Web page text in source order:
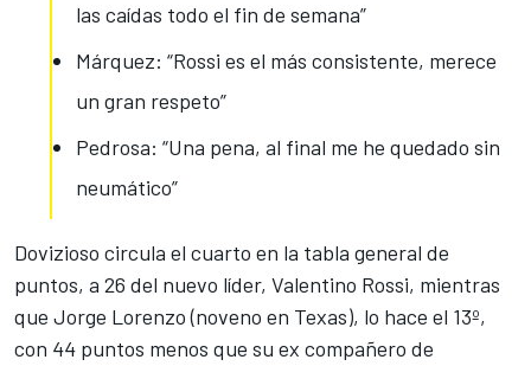
las caídas todo el fin de semana”
Márquez: “Rossi es el más consistente, merece
un gran respeto”
Pedrosa: “Una pena, al final me he quedado sin
neumático”
Dovizioso circula el cuarto en la tabla general de
puntos, a 26 del nuevo líder, Valentino Rossi, mientras
que Jorge Lorenzo (noveno en Texas), lo hace el 13º,
con 44 puntos menos que su ex compañero de